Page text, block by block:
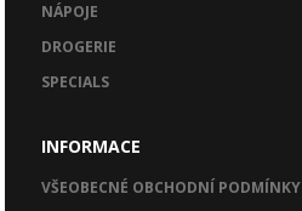
NÁPOJE
DROGERIE
SPECIALS
INFORMACE
VŠEOBECNÉ OBCHODNÍ PODMÍNKY